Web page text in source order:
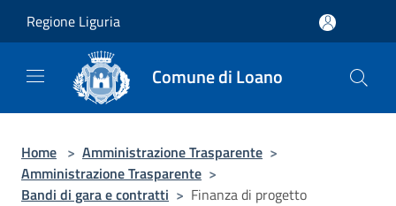
Regione Liguria
Comune di Loano
Home > Amministrazione Trasparente >
Amministrazione Trasparente >
Bandi di gara e contratti > Finanza di progetto